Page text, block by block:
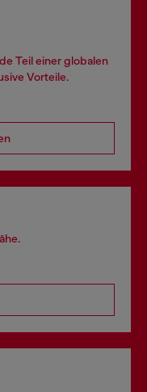
Teil einer globalen
Vorteile.